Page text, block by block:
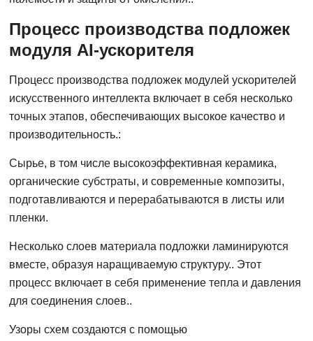
Процесс производства подложек
модуля AI-ускорителя
Процесс производства подложек модулей ускорителей
искусственного интеллекта включает в себя несколько
точных этапов, обеспечивающих высокое качество и
производительность.:
Сырье, в том числе высокоэффективная керамика,
органические субстраты, и современные композиты,
подготавливаются и перерабатываются в листы или
пленки.
Несколько слоев материала подложки ламинируются
вместе, образуя наращиваемую структуру.. Этот
процесс включает в себя применение тепла и давления
для соединения слоев..
Узоры схем создаются с помощью